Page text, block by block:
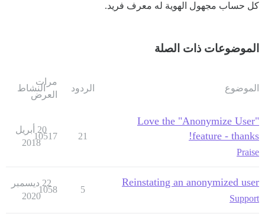
كل حساب مجهول الهوية له معرف فريد.
الموضوعات ذات الصلة
الموضوع الردود
مرات
العرض
النشاط
Love the "Anonymize User"
feature - thanks!
Praise
21
10517
20 أبريل
2018
Reinstating an anonymized user
Support
5
1058
22 ديسمبر
2020